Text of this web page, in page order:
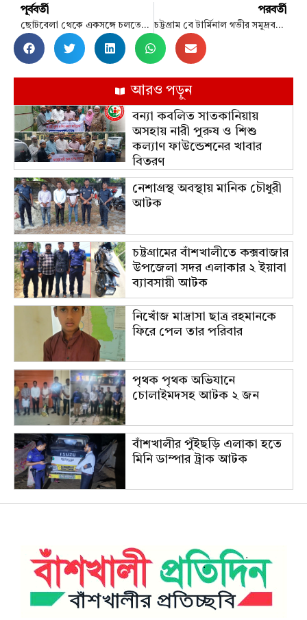
পূর্ববর্তী
ছোটবেলা থেকে একসঙ্গে চলতেন দুই বন্ধু, কবরও হলো পাশাপাশি
পরবর্তী
চট্টগ্রাম বে টার্মিনাল গভীর সমুদ্রবন্দরের জন্য বড় ঋণের অনুমোদন বিশ্বব্যাংকের
আরও পড়ুন
বন্যা কবলিত সাতকানিয়ায়
অসহায় নারী পুরুষ ও শিশু
কল্যাণ ফাউন্ডেশনের খাবার
বিতরণ
নেশাগ্রস্থ অবস্থায় মানিক চৌধুরী
আটক
চট্টগ্রামের বাঁশখালীতে কক্সবাজার
উপজেলা সদর এলাকার ২ ইয়াবা
ব্যাবসায়ী আটক
নিখোঁজ মাদ্রাসা ছাত্র রহমানকে
ফিরে পেল তার পরিবার
পৃথক পৃথক অভিযানে
চোলাইমদসহ আটক ২ জন
বাঁশখালীর পুঁইছড়ি এলাকা হতে
মিনি ডাম্পার ট্রাক আটক